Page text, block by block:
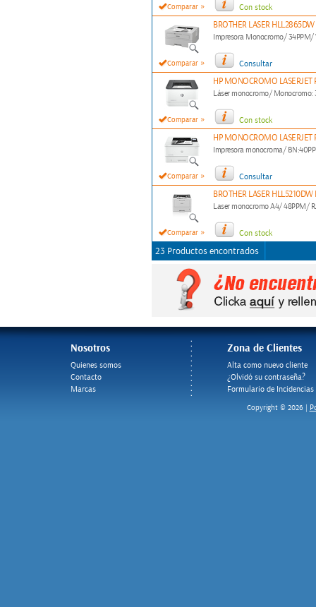
Comparar » Con stock
Comparar »
BROTHER LASER
Impresora Monocromo/ 34PPM/
Consultar
Comparar »
HP MONOCROMO
Láser monocromo/ Monocromo:
Con stock
Comparar »
HP MONOCROMO LASERJET
Impresora monocroma/
Consultar
Comparar »
BROTHER LASER HLL5210DW
Laser monocromo A4/ 48PPM/
Con stock
23 Productos encontrados
Nosotros
Quienes somos
Contacto
Marcas
Zona de Clientes
Alta como nuevo cliente
¿Olvidó su contraseña?
Formulario de Incidencias
Copyright © 2026 |